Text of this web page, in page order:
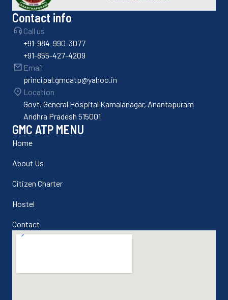
Contact info
Call us
+91-984-990-3077
+91-855-427-4209
Email
principal.gmcatp@yahoo.in
Location
Govt. General Hospital Kamalanagar, Anantapuram
Andhra Pradesh 515001
GMC ATP MENU
Home
About Us
Citizen Charter
Hostel
Contact